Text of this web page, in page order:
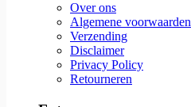
Over ons
Algemene voorwaarden
Verzending
Disclaimer
Privacy Policy
Retourneren